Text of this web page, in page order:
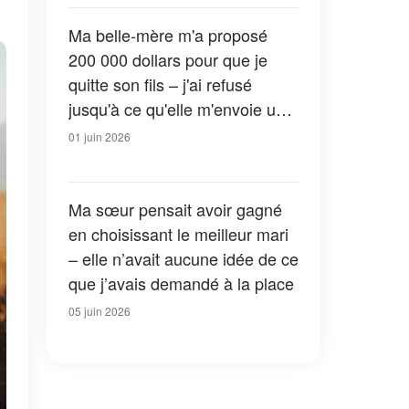
Ma belle-mère m'a proposé
200 000 dollars pour que je
quitte son fils – j'ai refusé
jusqu'à ce qu'elle m'envoie une
photo qui a tout changé
01 juin 2026
Ma sœur pensait avoir gagné
en choisissant le meilleur mari
– elle n’avait aucune idée de ce
que j’avais demandé à la place
05 juin 2026